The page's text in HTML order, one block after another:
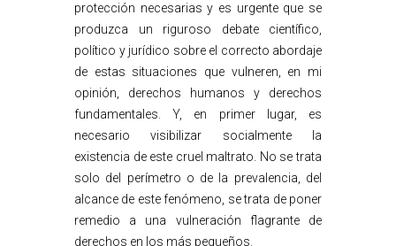
protección necesarias y es urgente que se
produzca un riguroso debate científico,
político y jurídico sobre el correcto abordaje
de estas situaciones que vulneren, en mi
opinión, derechos humanos y derechos
fundamentales. Y, en primer lugar, es
necesario visibilizar socialmente la
existencia de este cruel maltrato. No se trata
solo del perímetro o de la prevalencia, del
alcance de este fenómeno, se trata de poner
remedio a una vulneración flagrante de
derechos en los más pequeños.